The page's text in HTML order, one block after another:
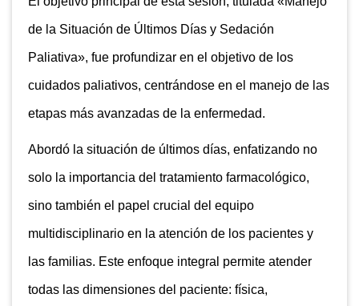
de la Situación de Últimos Días y Sedación
Paliativa», fue profundizar en el objetivo de los
cuidados paliativos, centrándose en el manejo de las
etapas más avanzadas de la enfermedad.
Abordó la situación de últimos días, enfatizando no
solo la importancia del tratamiento farmacológico,
sino también el papel crucial del equipo
multidisciplinario en la atención de los pacientes y
las familias. Este enfoque integral permite atender
todas las dimensiones del paciente: física,